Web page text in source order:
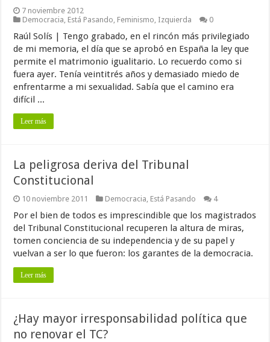
7 noviembre 2012
Democracia, Está Pasando, Feminismo, Izquierda 0
Raúl Solís | Tengo grabado, en el rincón más privilegiado
de mi memoria, el día que se aprobó en España la ley que
permite el matrimonio igualitario. Lo recuerdo como si
fuera ayer. Tenía veintitrés años y demasiado miedo de
enfrentarme a mi sexualidad. Sabía que el camino era
difícil ...
Leer más
La peligrosa deriva del Tribunal
Constitucional
10 noviembre 2011 Democracia, Está Pasando 4
Por el bien de todos es imprescindible que los magistrados
del Tribunal Constitucional recuperen la altura de miras,
tomen conciencia de su independencia y de su papel y
vuelvan a ser lo que fueron: los garantes de la democracia.
Leer más
¿Hay mayor irresponsabilidad política que
no renovar el TC?